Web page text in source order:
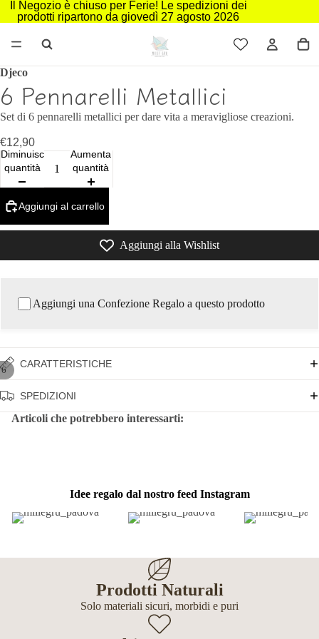
Il Negozio è chiuso per Ferie! Le spedizioni dei
prodotti ripartono da giovedì 27 agosto 2026
6
Djeco
6 Pennarelli Metallici
Set di 6 pennarelli metallici per dare vita a meravigliose creazioni.
€12,90
Diminuisci
quantità
Aumenta
quantità
Aggiungi al carrello
Aggiungi alla Wishlist
Aggiungi una Confezione Regalo a questo prodotto
CARATTERISTICHE
SPEDIZIONI
Articoli che potrebbero interessarti:
Idee regalo dal nostro feed Instagram
Prodotti Naturali
Solo materiali sicuri, morbidi e puri